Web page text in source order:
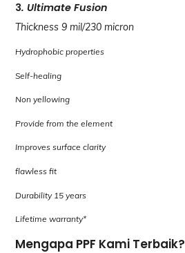
3. Ultimate Fusion
Thickness 9 mil/230 micron
Hydrophobic properties
Self-healing
Non yellowing
Provide from the element
Improves surface clarity
flawless fit
Durability 15 years
Lifetime warranty*
Mengapa PPF Kami Terbaik?